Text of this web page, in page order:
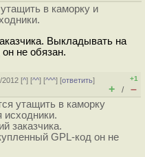
в каморку и
Выкладывать на
не обязан.
2012 [^] [^^] [^^^] [ответить]
+1
+ / –
утащить в каморку
исходники.
заказчика.
GPL-код он не